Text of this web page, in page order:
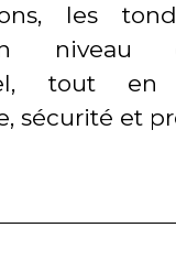
les
niveau
tout en
sécurité et